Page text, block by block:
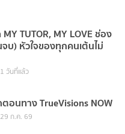
TUTOR, MY LOVE ช่อง
บ) หัวใจของทุกคนเต้นไม่
1 วันที่แล้ว
อนทาง TrueVisions NOW
29 ก.ค. 69